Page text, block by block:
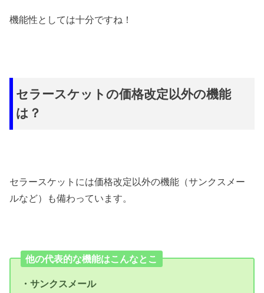
機能性としては十分ですね！
セラースケットの価格改定以外の機能
は？
セラースケットには価格改定以外の機能（サンクスメー
ルなど）も備わっています。
他の代表的な機能はこんなとこ
・サンクスメール